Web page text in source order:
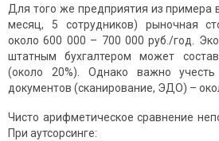
Для того же предприятия из примера
месяц, 5 сотрудников) рыночная
около 600 000 – 700 000 руб./год.
штатным бухгалтером может
(около 20%). Однако важно
документов (сканирование, ЭДО) –
Чисто арифметическое сравнение
При аутсорсинге: